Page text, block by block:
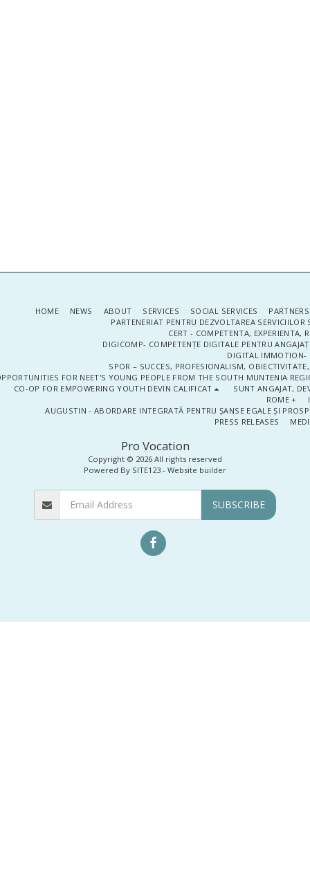
Pro Vocation
Copyright © 2026 All rights reserved
Powered By SITE123 - Website builder
HOME NEWS ABOUT SERVICES SOCIAL SERVICES
PARTENERIAT PENTRU DEZVOLTAREA SERVICIILOR
CERT - COMPETENTA, EXPERIENTA,
DIGICOMP- COMPETENȚE DIGITALE PENTRU
DIGITAL IMMOTION-
SPOR – SUCCES, PROFESIONALISM,
FOR NEET'S YOUNG PEOPLE FROM THE SOUTH MUNTENIA
CO-OP FOR EMPOWERING YOUTH DEVIN CALIFICAT
SUNT ANGAJAT,
ROME +
AUGUSTIN - ABORDARE INTEGRATĂ PENTRU ȘANSE EGALE ȘI
PRESS RELEASES
SUBSCRIBE